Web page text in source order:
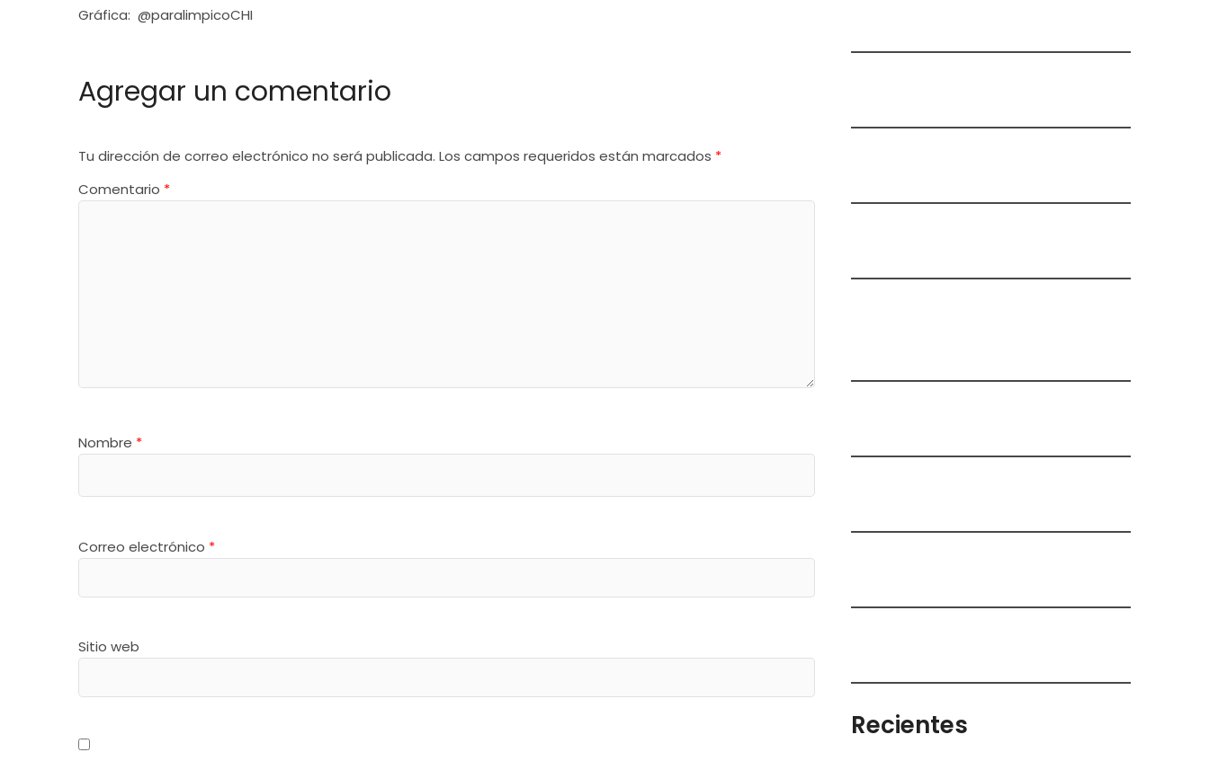
Gráfica: @paralimpicoCHI
Agregar un comentario
Tu dirección de correo electrónico no será publicada. Los campos requeridos están marcados *
Comentario *
Nombre *
Correo electrónico *
Sitio web
Recientes